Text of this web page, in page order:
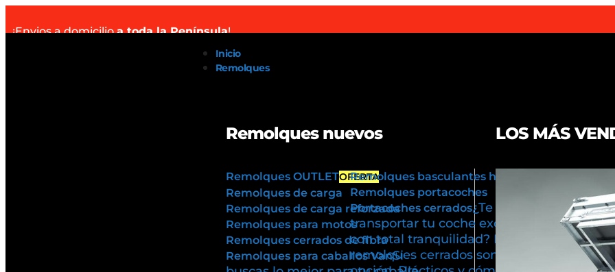
¡Envios a domicilioa toda la Península!
Inicio
Remolques
Remolques nuevos
Remolques OUTLETOFERTA
Remolques de carga
Remolques de carga reforzada
Remolques para motos
Remolques cerrados de fibra
Remolques para caballos VanSi
Remolques basculantes hidráulicos
Remolques portacoches
Portacoches cerrados¿Te gustaría
transportar tu coche exclusivo
con total tranquilidad? Los
remolques cerrados son tu mejor
LOS MÁS